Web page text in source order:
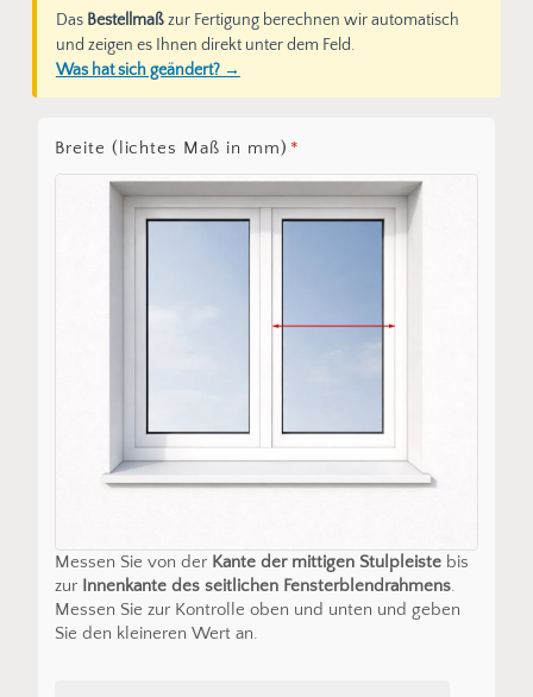
Das Bestellmaßzur Fertigung berechnen wir automatisch
und zeigen es Ihnen direkt unter dem Feld.
Was hat sich geändert? →
Breite (lichtes Maß in mm) *
Messen Sie von der Kante der mittigen Stulpleistebis
zur Innenkante des seitlichen Fensterblendrahmens.
Messen Sie zur Kontrolle oben und unten und geben
Sie den kleineren Wert an.